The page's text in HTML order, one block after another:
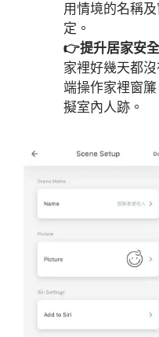
用情境的名稱
定。
👉提升居家安
家裡好幾天都
端操作家裡窗
擬室內人跡。